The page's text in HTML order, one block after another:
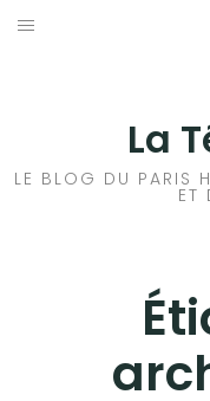
Aller
La
LE BLOG DU PARIS
ET
HISTOIRES EN ILE DE
VOYAGES À L’ÉTRANGER